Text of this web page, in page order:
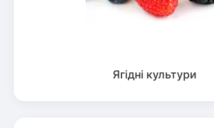
Ягідні культури